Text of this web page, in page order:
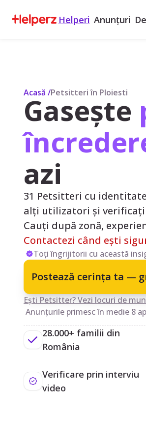
Helperi Anunțuri
Acasă /Petsitteri în Ploiesti
Gasește
azi
31 Petsitteri cu
alți utilizatori și verificați
Cauți după zonă,
Contactezi când ești
Toți îngrijitorii cu această
Postează cerința ta —
Ești Petsitter? Vezi locuri de
Anunțurile primesc în medie 8
28.000+ familii din
România
Verificare prin interviu
video